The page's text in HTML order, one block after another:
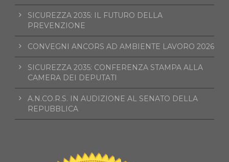
SICUREZZA 2035: IL FUTURO DELLA
PREVENZIONE
CONVEGNI ANCORS AD AMBIENTE LAVORO 2026
SICUREZZA 2035: CONFERENZA STAMPA ALLA
CAMERA DEI DEPUTATI
A.N.CO.R.S. IN AUDIZIONE AL SENATO DELLA
REPUBBLICA